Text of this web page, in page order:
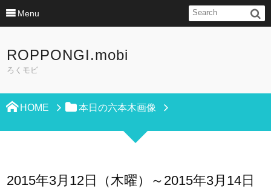
Menu
ROPPONGI.mobi
ろくモビ
HOME 本日の六本木画像
2015年3月12日（木曜）～2015年3月14日